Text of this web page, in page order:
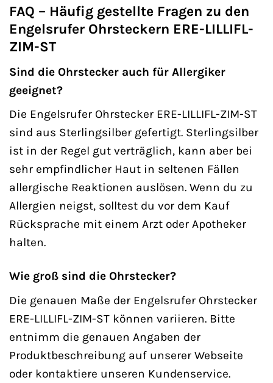
FAQ – Häufig gestellte Fragen zu den
Engelsrufer Ohrsteckern ERE-LILLIFL-
ZIM-ST
Sind die Ohrstecker auch für Allergiker
geeignet?
Die Engelsrufer Ohrstecker ERE-LILLIFL-ZIM-ST
sind aus Sterlingsilber gefertigt. Sterlingsilber
ist in der Regel gut verträglich, kann aber bei
sehr empfindlicher Haut in seltenen Fällen
allergische Reaktionen auslösen. Wenn du zu
Allergien neigst, solltest du vor dem Kauf
Rücksprache mit einem Arzt oder Apotheker
halten.
Wie groß sind die Ohrstecker?
Die genauen Maße der Engelsrufer Ohrstecker
ERE-LILLIFL-ZIM-ST können variieren. Bitte
entnimm die genauen Angaben der
Produktbeschreibung auf unserer Webseite
oder kontaktiere unseren Kundenservice.